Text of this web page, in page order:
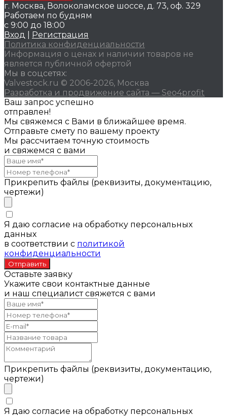
г. Москва, Волоколамское шоссе, д. 73, оф. 329
Работаем по будням
с 9:00 до 18:00
Вход
Регистрация
Политика конфиденциальности
Информация о ценах и наличии товаров не
является публичной офертой
Мы в соцсетях:
Valvestock.ru © 2006-2026, Москва
Разработка и продвижение сайта — Seo4profit
Ваш запрос успешно
отправлен!
Мы свяжемся с Вами в ближайшее время.
Отправьте смету по вашему проекту
Мы рассчитаем точную стоимость
и свяжемся с вами
Прикрепить файлы (реквизиты, документацию,
чертежи)
Я даю согласие на обработку персональных
данных
в соответствии с политикой
конфиденциальности
Оставьте заявку
Укажите свои контактные данные
и наш специалист свяжется с вами
Прикрепить файлы (реквизиты, документацию,
чертежи)
Я даю согласие на обработку персональных